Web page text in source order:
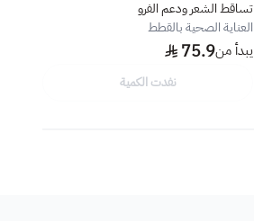
تساقط الشعر ودعم الفرو
العناية الصحية بالقطط
يبدأ من75.9
نفدت الكمية